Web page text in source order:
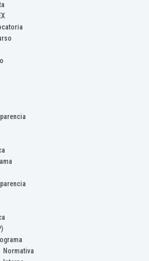
Normativa